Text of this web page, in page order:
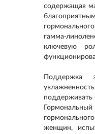
содержащая
гамма-
ключевую
Поддержка
поддерживать
женщин,